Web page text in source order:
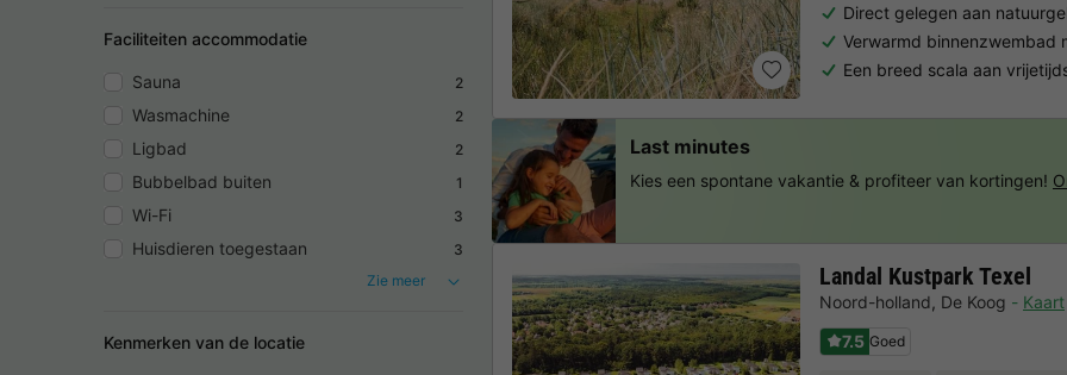
Faciliteiten accommodatie
Sauna 2
Wasmachine 2
Ligbad 2
Bubbelbad buiten 1
Wi-Fi 3
Huisdieren toegestaan
3
Zie meer
Kenmerken van de locatie
Direct gelegen aan
Verwarmd binnenzwembad
Een breed scala aan
Landal Kustpark Texel
Noord-holland, De Koog
Kaart
7.5 Goed
Last minutes
Kies een spontane vakantie & profiteer van kortingen!